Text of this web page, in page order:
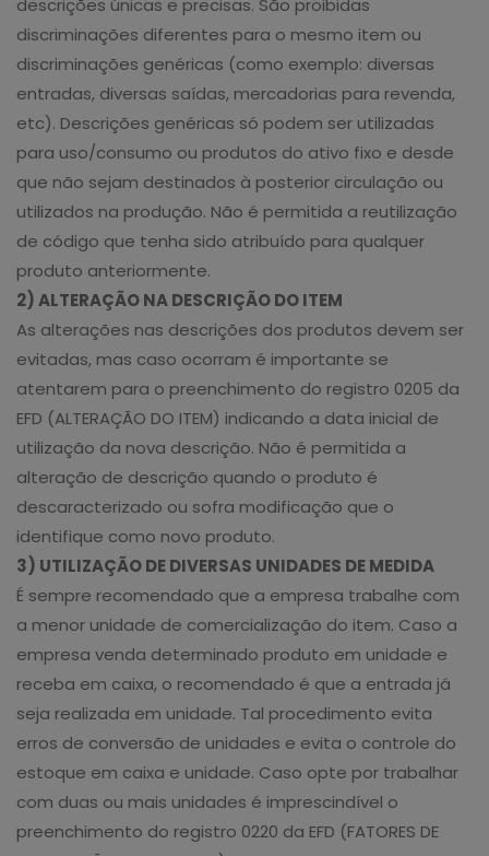
descrições únicas e precisas. São proibidas
discriminações diferentes para o mesmo item ou
discriminações genéricas (como exemplo: diversas
entradas, diversas saídas, mercadorias para revenda,
etc). Descrições genéricas só podem ser utilizadas
para uso/consumo ou produtos do ativo fixo e desde
que não sejam destinados à posterior circulação ou
utilizados na produção. Não é permitida a reutilização
de código que tenha sido atribuído para qualquer
produto anteriormente.
2) ALTERAÇÃO NA DESCRIÇÃO DO ITEM
As alterações nas descrições dos produtos devem ser
evitadas, mas caso ocorram é importante se
atentarem para o preenchimento do registro 0205 da
EFD (ALTERAÇÃO DO ITEM) indicando a data inicial de
utilização da nova descrição. Não é permitida a
alteração de descrição quando o produto é
descaracterizado ou sofra modificação que o
identifique como novo produto.
3) UTILIZAÇÃO DE DIVERSAS UNIDADES DE MEDIDA
É sempre recomendado que a empresa trabalhe com
a menor unidade de comercialização do item. Caso a
empresa venda determinado produto em unidade e
receba em caixa, o recomendado é que a entrada já
seja realizada em unidade. Tal procedimento evita
erros de conversão de unidades e evita o controle do
estoque em caixa e unidade. Caso opte por trabalhar
com duas ou mais unidades é imprescindível o
preenchimento do registro 0220 da EFD (FATORES DE